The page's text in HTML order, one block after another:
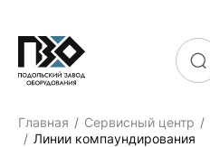
Главная Сервисный центр
Линии компаундирования